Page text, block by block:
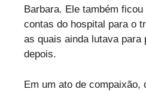
Barbara. Ele também
contas do hospital para o
as quais ainda lutava para
depois.
Em um ato de compaixão,